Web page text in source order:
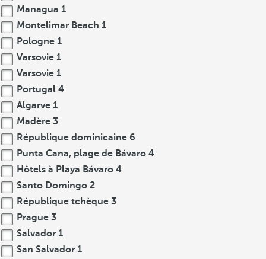
Managua 1
Montelimar Beach 1
Pologne 1
Varsovie 1
Varsovie 1
Portugal 4
Algarve 1
Madère 3
République dominicaine 6
Punta Cana, plage de Bávaro 4
Hôtels à Playa Bávaro 4
Santo Domingo 2
République tchèque 3
Prague 3
Salvador 1
San Salvador 1